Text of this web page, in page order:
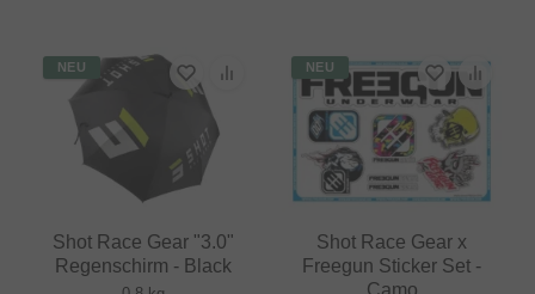
NEU
Shot Race Gear "3.0"
Regenschirm - Black
NEU
Shot Race Gear x
Freegun Sticker Set -
Camo